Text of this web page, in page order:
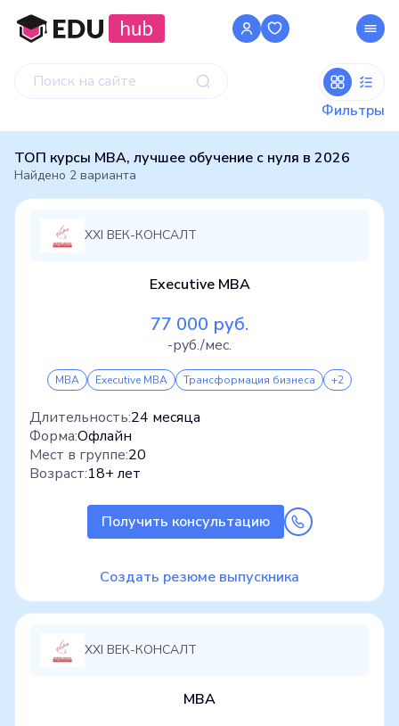
Фильтры
ТОП курсы MBA, лучшее обучение с нуля в 2026
Найдено 2 варианта
XXI ВЕК-КОНСАЛТ
Executive MBA
77 000 руб.
-руб./мес.
MBA Executive MBA Трансформация бизнеса +2
Длительность:24 месяца
Форма:Офлайн
Мест в группе:20
Возраст:18+ лет
Получить консультацию
Создать резюме выпускника
XXI ВЕК-КОНСАЛТ
MBA